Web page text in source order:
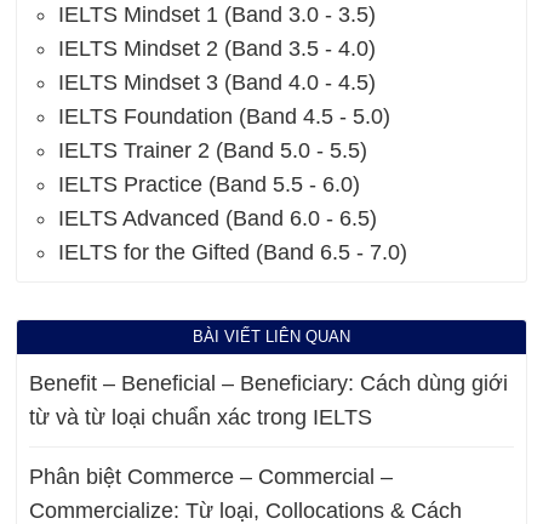
IELTS Mindset 1 (Band 3.0 - 3.5)
IELTS Mindset 2 (Band 3.5 - 4.0)
IELTS Mindset 3 (Band 4.0 - 4.5)
IELTS Foundation (Band 4.5 - 5.0)
IELTS Trainer 2 (Band 5.0 - 5.5)
IELTS Practice (Band 5.5 - 6.0)
IELTS Advanced (Band 6.0 - 6.5)
IELTS for the Gifted (Band 6.5 - 7.0)
BÀI VIẾT LIÊN QUAN
Benefit – Beneficial – Beneficiary: Cách dùng giới
từ và từ loại chuẩn xác trong IELTS
Phân biệt Commerce – Commercial –
Commercialize: Từ loại, Collocations & Cách